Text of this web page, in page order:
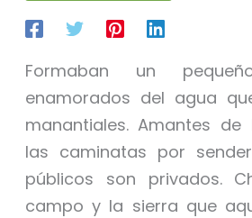
Formaban un
enamorados del agua
manantiales. Amantes
las caminatas por
públicos son privados.
campo y la sierra que